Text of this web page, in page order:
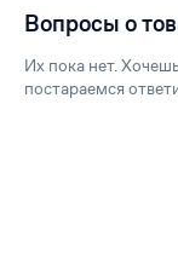
Вопросы о
Их пока нет.
постараемся